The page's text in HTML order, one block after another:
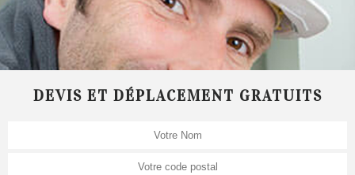
DEVIS ET DÉPLACEMENT GRATUITS